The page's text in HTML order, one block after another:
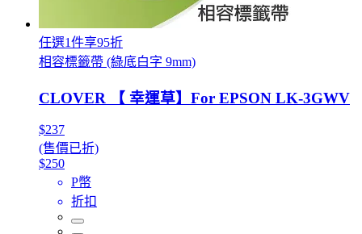
任選1件享95折
相容標籤帶 (綠底白字 9mm)
CLOVER 【 幸運草】For EPSON LK-3GWV
$237
(售價已折)
$250
P幣
折扣